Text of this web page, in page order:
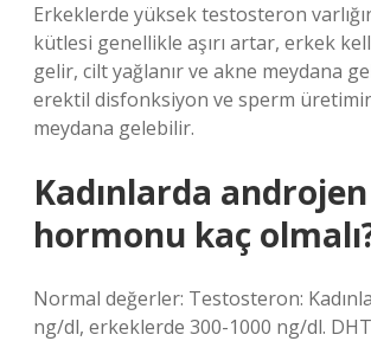
Erkeklerde yüksek testosteron
kütlesi genellikle aşırı artar, erkek
gelir, cilt yağlanır ve akne meydana
erektil disfonksiyon ve sperm
meydana gelebilir.
Kadınlarda androjen
hormonu kaç
Normal değerler: Testosteron:
ng/dl, erkeklerde 300-1000 ng/dl.